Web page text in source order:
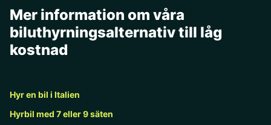
Mer information om våra
biluthyrningsalternativ till låg
kostnad
Hyr en bil i Italien
Hyrbil med 7 eller 9 säten